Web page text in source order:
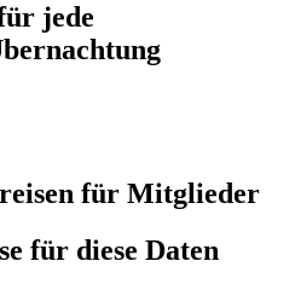
jede
für Mitglieder
für diese Daten